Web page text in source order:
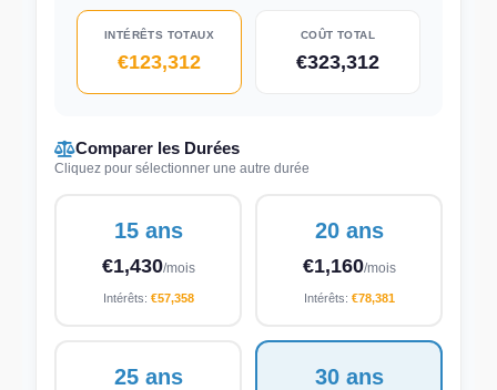
INTÉRÊTS TOTAUX
€123,312
COÛT TOTAL
€323,312
Comparer les Durées
Cliquez pour sélectionner une autre durée
15 ans
€1,430/mois
Intérêts: €57,358
20 ans
€1,160/mois
Intérêts: €78,381
25 ans 30 ans